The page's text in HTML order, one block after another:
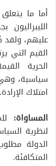
أما ما
عليهم، ولقد
القيم التي
الحرية
سياسية،
امتلاك الإرادة.
المساواة:
لنظرية
الدولة
المتكافئة.